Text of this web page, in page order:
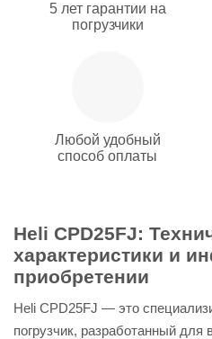
5 лет гарантии на
погрузчики
Любой удобный
способ оплаты
Heli CPD25FJ:
характеристики и
приобретении
Heli CPD25FJ — это
погрузчик, разработанный для